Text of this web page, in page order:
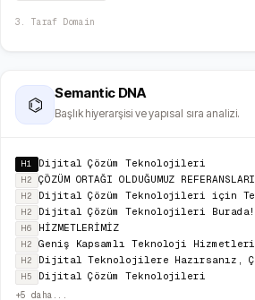
3. Taraf Domain
⌬
Semantic DNA
Başlık hiyerarşisi ve yapısal sıra analizi.
H1 Dijital Çözüm Teknolojileri
H2
H2
H2 Dijital Çözüm Teknolojileri Burada!
H6 HİZMETLERİMİZ
H2 Geniş Kapsamlı Teknoloji Hizmetleri
H2
H5 Dijital Çözüm Teknolojileri
+5 daha...